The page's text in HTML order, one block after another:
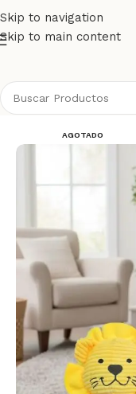
Skip to navigation
Skip to main content
AGOTADO